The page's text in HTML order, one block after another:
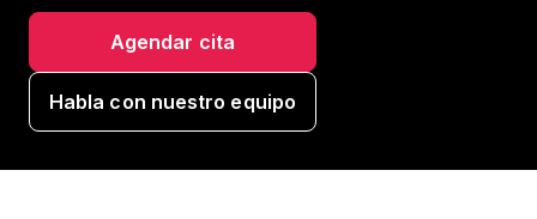
Agendar cita
Habla con nuestro equipo